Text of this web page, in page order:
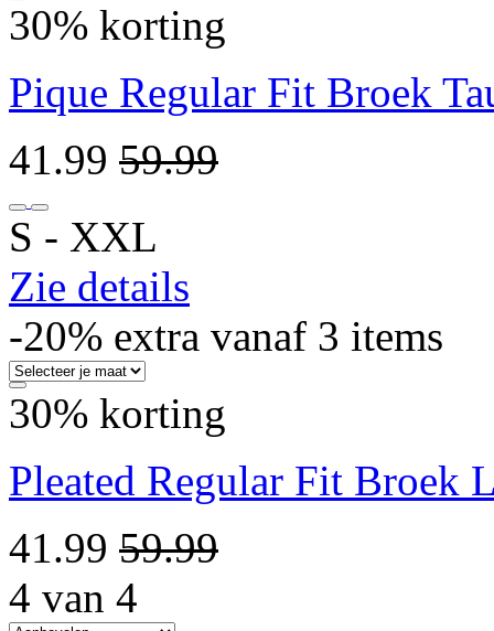
30% korting
Pique Regular Fit Broek
41.99 59.99
S ‐ XXL
Zie details
-20% extra vanaf 3 items
30% korting
Pleated Regular Fit Broek
41.99 59.99
4 van 4